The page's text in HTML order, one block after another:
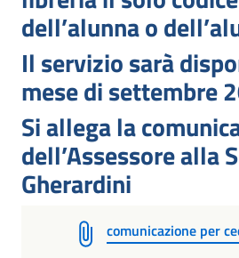
dell’alunna o
Il servizio sarà
mese di settembre
Si allega la
dell’Assessore alla
Gherardini
comunicazione per